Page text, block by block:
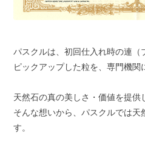
パスクルは、初回仕入れ時の連（
ピックアップした粒を、専門機関
天然石の真の美しさ・価値を提供
そんな想いから、パスクルでは天
す。